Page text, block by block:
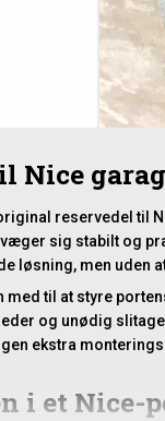
Nice
reservedel
sig stabilt og
løsning, men uden
til at styre
og unødig
ekstra
i et Nice-